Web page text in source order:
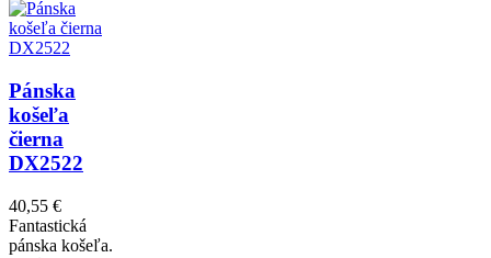
Pánska
košeľa
čierna
DX2522
40,55 €
Fantastická
pánska košeľa.